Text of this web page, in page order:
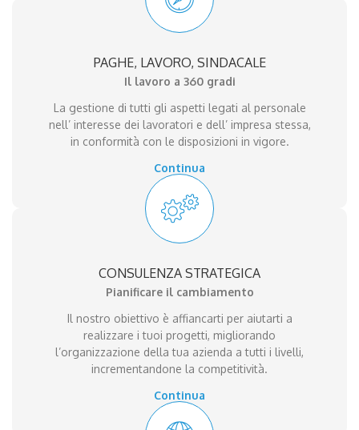
PAGHE, LAVORO, SINDACALE
Il lavoro a 360 gradi
La gestione di tutti gli aspetti legati al personale
nell’ interesse dei lavoratori e dell’ impresa stessa,
in conformità con le disposizioni in vigore.
Continua
CONSULENZA STRATEGICA
Pianificare il cambiamento
Il nostro obiettivo è affiancarti per aiutarti a
realizzare i tuoi progetti, migliorando
l’organizzazione della tua azienda a tutti i livelli,
incrementandone la competitività.
Continua